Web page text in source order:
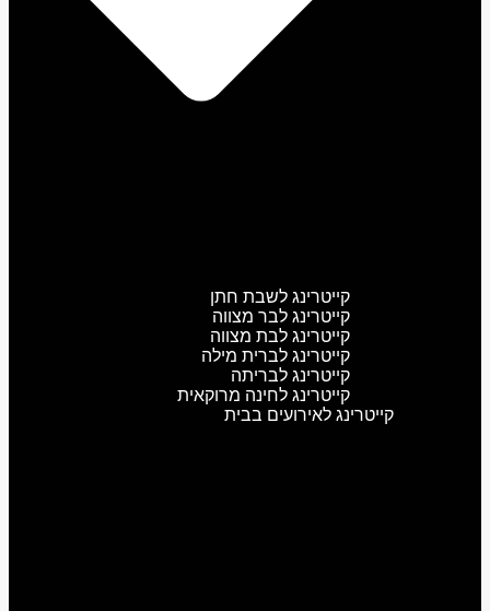
קייטרינג לשבת חתן
קייטרינג לבר מצווה
קייטרינג לבת מצווה
קייטרינג לברית מילה
קייטרינג לבריתה
קייטרינג לחינה מרוקאית
קייטרינג לאירועים בבית